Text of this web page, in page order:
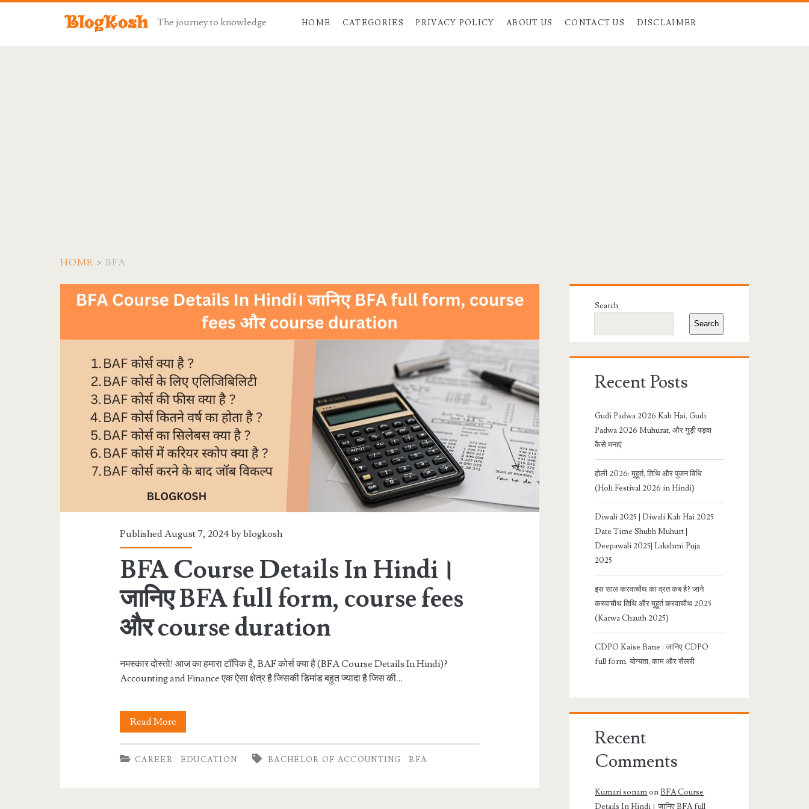
The journey to knowledge HOME CATEGORIES PRIVACY POLICY ABOUT US CONTACT US DISCLAIMER
HOME > BFA
Tag:
<span>BFA</span>
Published August 7, 2024 byblogkosh
BFA Course Details In Hindi।
जानिए BFA full form, course fees
और course duration
नमस्कार दोस्तो! आज का हमारा टॉपिक है, BAF कोर्स क्या है (BFA Course Details In Hindi)?
Accounting and Finance एक ऐसा क्षेत्र है जिसकी डिमांड बहुत ज्यादा है जिस की…
Read MoreBFA
Course
Details
CAREER EDUCATION BACHELOR OF ACCOUNTING BFA
Primary
Sidebar
Search
Search
Recent Posts
Gudi Padwa 2026 Kab Hai, Gudi
Padwa 2026 Muhurat, और गुड़ी पड़वा
कैसे मनाएं
होली 2026: मुहूर्त, तिथि और पूजन विधि
(Holi Festival 2026 in Hindi)
Diwali 2025 | Diwali Kab Hai 2025
Date Time Shubh Muhurt |
Deepawali 2025| Lakshmi Puja
2025
इस साल करवाचौथ का व्रत कब है? जाने
करवाचौथ तिथि और मुहूर्त करवाचौथ 2025
(Karwa Chauth 2025)
CDPO Kaise Bane : जानिए CDPO
full form, योग्यता, काम और सैलरी
Recent
Comments
Kumari sonam onBFA Course
Details In Hindi। जानिए BFA full